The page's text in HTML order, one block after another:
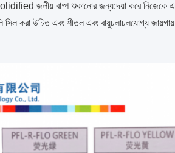
জলীয় বাষ্প শুকানোর জন্য;দয়া করে নিজেকে
করা উচিত এবং শীতল এবং বায়ুচলাচলযোগ্য